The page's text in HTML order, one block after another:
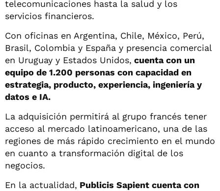
telecomunicaciones hasta la salud y los
servicios financieros.
Con oficinas en Argentina, Chile, México, Perú,
Brasil, Colombia y España y presencia comercial
en Uruguay y Estados Unidos, cuenta con un
equipo de 1.200 personas con capacidad en
estrategia, producto, experiencia, ingeniería y
datos e IA.
La adquisición permitirá al grupo francés tener
acceso al mercado latinoamericano, una de las
regiones de más rápido crecimiento en el mundo
en cuanto a transformación digital de los
negocios.
En la actualidad, Publicis Sapient cuenta con